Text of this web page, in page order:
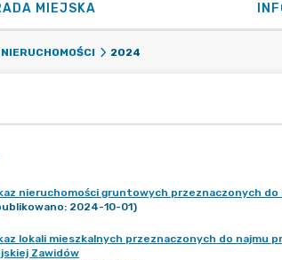
MIEJSKA
2024
nieruchomości gruntowych przeznaczonych
2024-10-01)
lokali mieszkalnych przeznaczonych do najmu
Zawidów